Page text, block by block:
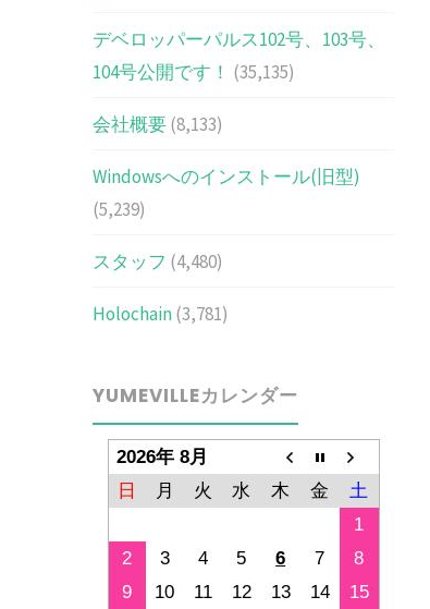
デベロッパーパルス102号、103号、
104号公開です！ (35,135)
会社概要(8,133)
Windowsへのインストール(旧型)
(5,239)
スタッフ (4,480)
Holochain(3,781)
YUMEVILLEカレンダー
2026年 8月
日
月 火 水 木 金
土
1
2
3 4 5 6 7
8
9
10 11 12 13 14
15